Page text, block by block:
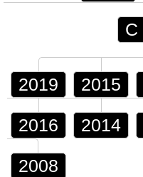
2019 2015
2016 2014
2008